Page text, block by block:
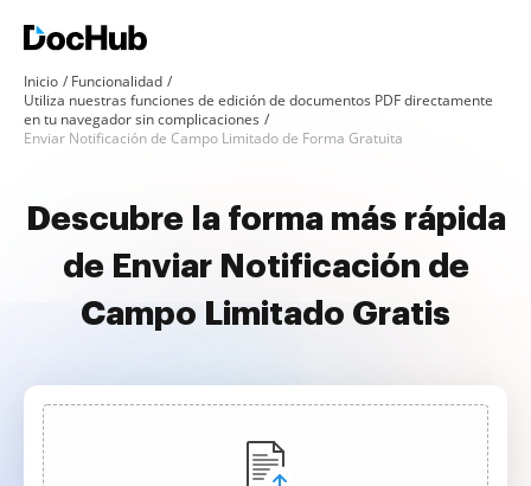
Inicio
Funcionalidad
Utiliza nuestras funciones de edición de documentos PDF directamente
en tu navegador sin complicaciones
Enviar Notificación de Campo Limitado de Forma Gratuita
Descubre la forma más rápida
de Enviar Notificación de
Campo Limitado Gratis